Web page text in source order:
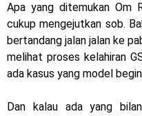
Penampakan tim Red Bull
MotoGP : Francesco
Honda Rilis
Apa yang ditemukan Om
cukup mengejutkan sob.
bertandang jalan jalan ke
melihat proses kelahiran
ada kasus yang model
Dan kalau ada yang